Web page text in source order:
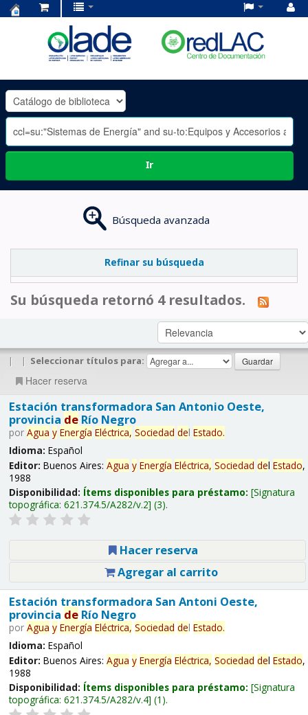
OLADE
-
Ir
Búsqueda avanzada
Refinar su búsqueda
Su búsqueda retornó 4 resultados.
| | Seleccionar títulos para:
Hacer reserva
Estación transformadora San Antonio Oeste,
provincia deRío Negro
por Agua y Energía Eléctrica, Sociedad del Estado.
Idioma: Español
Editor: Buenos Aires: Agua y Energía Eléctrica, Sociedad del Estado,
1988
Disponibilidad: Ítems disponibles para préstamo: Signatura
topográfica: 621.374.5/A282/v.2 (3).
Hacer reserva
Agregar al carrito
Estación transformadora San Antoni Oeste,
provincia deRío Negro
por Agua y Energía Eléctrica, Sociedad del Estado.
Idioma: Español
Editor: Buenos Aires: Agua y Energía Eléctrica, Sociedad del Estado,
1988
Disponibilidad: Ítems disponibles para préstamo: Signatura
topográfica: 621.374.5/A282/v.4 (1).